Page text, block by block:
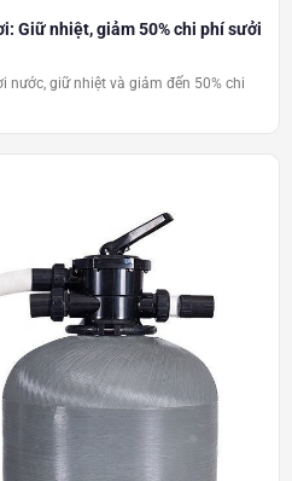
Giữ nhiệt, giảm 50% chi phí sưởi
giữ nhiệt và giảm đến 50% chi